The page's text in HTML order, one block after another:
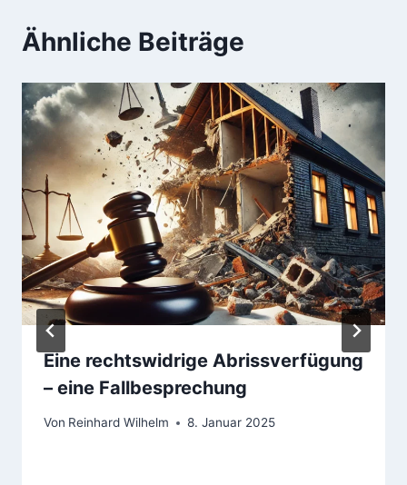
Ähnliche Beiträge
Eine rechtswidrige Abrissverfügung
– eine Fallbesprechung
Von Reinhard Wilhelm 8. Januar 2025